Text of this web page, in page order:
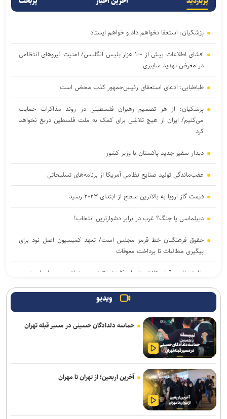
پزشکیان: استعفا نخواهم داد و خواهم ایستاد
افشای اطلاعات بیش از ۱۰۰ هزار پلیس انگلیس/ امنیت نیروهای انتظامی
در معرض تهدید سایبری
طباطبایی: ادعای استعفای رئیس‌جمهور کذب محض است
پزشکیان: از هر تصمیم رهبران فلسطینی در روند مذاکرات حمایت
می‌کنیم/ ایران از هیچ تلاشی برای کمک به ملت فلسطین دریغ نخواهد
کرد
دیدار سفیر جدید پاکستان با وزیر کشور
عقب‌ماندگی تولید صنایع نظامی آمریکا از برنامه‌های تسلیحاتی
قیمت گاز اروپا به بالاترین سطح از ابتدای ۲۰۲۳ رسید
دیپلماسی یا جنگ؟ غرب در برابر دشوارترین انتخاب!
حقوق فرهنگیان خط قرمز مجلس است/ تعهد کمیسیون اصل نود برای
پیگیری مطالبات تا پرداخت معوقات
وزارت خارجه قطر: تلاش‌ها برای کاهش تنش در منطقه در جریان است
بقائی: مذاکرات ایران و عمان درباره تنگه هرمز ادامه دارد
واکنش حزب‌الله به حملات نخست‌ وزیر لبنان علیه مقاومت
دفتر رهبر انقلاب: ادعاها درباره واکنش رهبر انقلاب به نامه رئیس جمهور
کذب است
پخش قسمت اول مصاحبه پزشکیان به فردا شب موکول شد
بلومبرگ: عربستان با میانجیگری عمان گزینه دیپلماسی را در قبال یمن
پیش می‌برد
ویدیو
حماسه دلدادگان حسینی در مسیر قبله تهران
آخرین اربعین؛ از تهران تا مهران